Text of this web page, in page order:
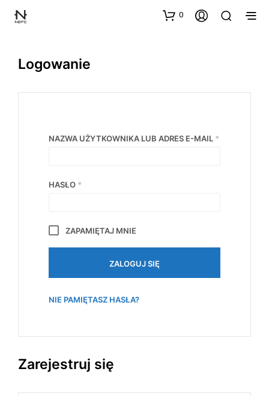
0
Logowanie
NAZWA UŻYTKOWNIKA LUB ADRES E-MAIL *
HASŁO *
ZAPAMIĘTAJ MNIE
ZALOGUJ SIĘ
NIE PAMIĘTASZ HASŁA?
Zarejestruj się